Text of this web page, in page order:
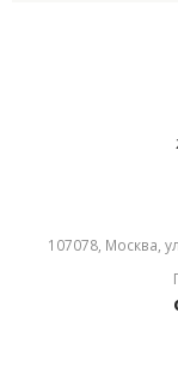
107078, Москва,